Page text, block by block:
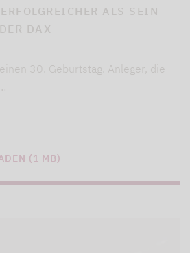
ALS SEIN
DAX
30. Geburtstag. Anleger, die
(1 MB)